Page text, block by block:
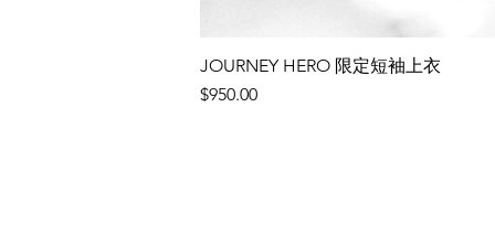
JOURNEY HERO 限定短袖上衣
價格
$950.00